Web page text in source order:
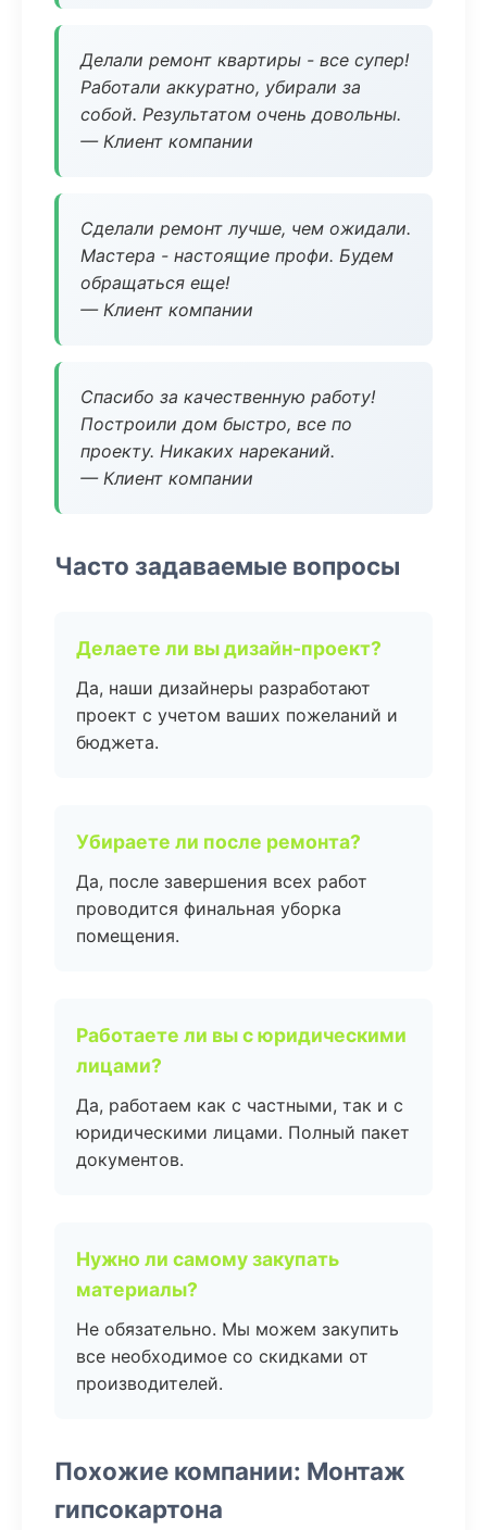
Делали ремонт квартиры - все супер!
Работали аккуратно, убирали за
собой. Результатом очень довольны.
— Клиент компании
Сделали ремонт лучше, чем ожидали.
Мастера - настоящие профи. Будем
обращаться еще!
— Клиент компании
Спасибо за качественную работу!
Построили дом быстро, все по
проекту. Никаких нареканий.
— Клиент компании
Часто задаваемые вопросы
Делаете ли вы дизайн-проект?
Да, наши дизайнеры разработают
проект с учетом ваших пожеланий и
бюджета.
Убираете ли после ремонта?
Да, после завершения всех работ
проводится финальная уборка
помещения.
Работаете ли вы с юридическими
лицами?
Да, работаем как с частными, так и с
юридическими лицами. Полный пакет
документов.
Нужно ли самому закупать
материалы?
Не обязательно. Мы можем закупить
все необходимое со скидками от
производителей.
Похожие компании: Монтаж
гипсокартона